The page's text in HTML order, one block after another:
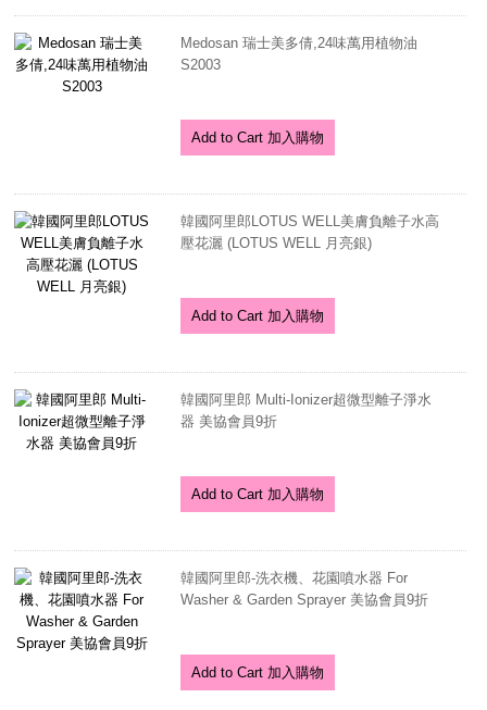
Medosan 瑞士美多倩,24味萬用植物油
S2003
Add to Cart 加入購物
韓國阿里郎LOTUS WELL美膚負離子水高
壓花灑 (LOTUS WELL 月亮銀)
Add to Cart 加入購物
韓國阿里郎 Multi-Ionizer超微型離子淨水
器 美協會員9折
Add to Cart 加入購物
韓國阿里郎-洗衣機、花園噴水器 For
Washer & Garden Sprayer 美協會員9折
Add to Cart 加入購物